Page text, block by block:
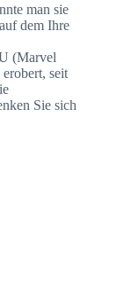
man sie
dem Ihre
(Marvel
seit
Sie sich